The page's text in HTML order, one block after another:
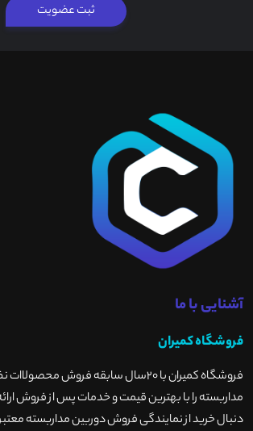
ثبت عضویت
آشنایی با ما
فروشگاه کمیران
فروشگاه کمیران با ۲۰سال سابقه فروش
مداربسته را با بهترین قیمت و خدمات پس از فروش
دنبال خرید از نمایندگی فروش دوربین مداربسته